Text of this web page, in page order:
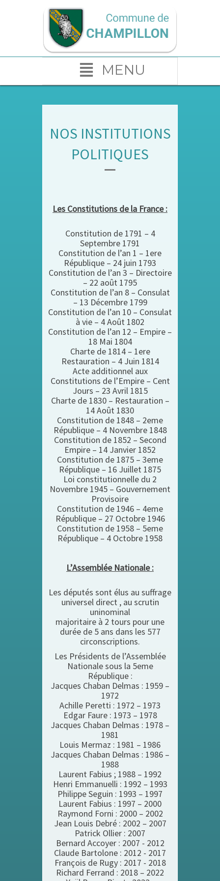
MENU
NOS INSTITUTIONS
POLITIQUES
Les Constitutions de la France :
Constitution de 1791 – 4
Septembre 1791
Constitution de l’an 1 – 1ere
République – 24 juin 1793
Constitution de l’an 3 – Directoire
– 22 août 1795
Constitution de l’an 8 – Consulat
– 13 Décembre 1799
Constitution de l’an 10 – Consulat
à vie – 4 Août 1802
Constitution de l’an 12 – Empire –
18 Mai 1804
Charte de 1814 – 1ere
Restauration – 4 Juin 1814
Acte additionnel aux
Constitutions de l’Empire – Cent
Jours – 23 Avril 1815
Charte de 1830 – Restauration –
14 Août 1830
Constitution de 1848 – 2eme
République – 4 Novembre 1848
Constitution de 1852 – Second
Empire – 14 Janvier 1852
Constitution de 1875 – 3eme
République – 16 Juillet 1875
Loi constitutionnelle du 2
Novembre 1945 – Gouvernement
Provisoire
Constitution de 1946 – 4eme
République – 27 Octobre 1946
Constitution de 1958 – 5eme
République – 4 Octobre 1958
L’Assemblée Nationale :
Les députés sont élus au suffrage
universel direct , au scrutin
uninominal
majoritaire à 2 tours pour une
durée de 5 ans dans les 577
circonscriptions.
Les Présidents de l’Assemblée
Nationale sous la 5eme
République :
Jacques Chaban Delmas : 1959 –
1972
Achille Peretti : 1972 – 1973
Edgar Faure : 1973 – 1978
Jacques Chaban Delmas : 1978 –
1981
Louis Mermaz : 1981 – 1986
Jacques Chaban Delmas : 1986 –
1988
Laurent Fabius ; 1988 – 1992
Henri Emmanuelli : 1992 – 1993
Philippe Seguin : 1993 – 1997
Laurent Fabius : 1997 – 2000
Raymond Forni : 2000 – 2002
Jean Louis Debré : 2002 – 2007
Patrick Ollier : 2007
Bernard Accoyer : 2007 - 2012
Claude Bartolone : 2012 - 2017
François de Rugy : 2017 - 2018
Richard Ferrand : 2018 – 2022